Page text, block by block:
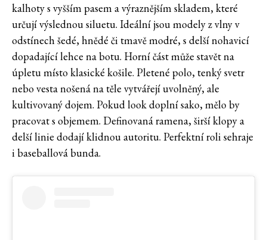
kalhoty s vyšším pasem a výraznějším skladem, které
určují výslednou siluetu. Ideální jsou modely z vlny v
odstínech šedé, hnědé či tmavě modré, s delší nohavicí
dopadající lehce na botu. Horní část může stavět na
úpletu místo klasické košile. Pletené polo, tenký svetr
nebo vesta nošená na těle vytvářejí uvolněný, ale
kultivovaný dojem. Pokud look doplní sako, mělo by
pracovat s objemem. Definovaná ramena, širší klopy a
delší linie dodají klidnou autoritu. Perfektní roli sehraje
i baseballová bunda.